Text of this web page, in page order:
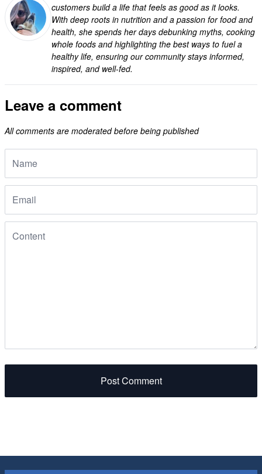
customers build a life that feels as good as it looks.
With deep roots in nutrition and a passion for food and
health, she spends her days debunking myths, cooking
whole foods and highlighting the best ways to fuel a
healthy life, ensuring our community stays informed,
inspired, and well-fed.
Leave a comment
All comments are moderated before being published
Post Comment